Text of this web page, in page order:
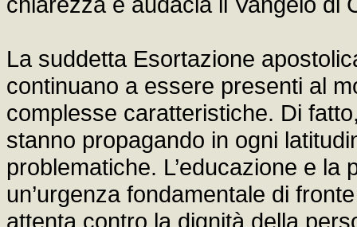
La suddetta Esortazione
continuano a essere presenti al
complesse caratteristiche. Di
stanno propagando in ogni
problematiche. L’educazione e
un’urgenza fondamentale di
attenta contro la dignità della